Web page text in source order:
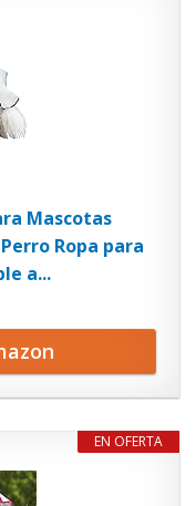
Mascotas
Ropa para
a...
EN OFERTA